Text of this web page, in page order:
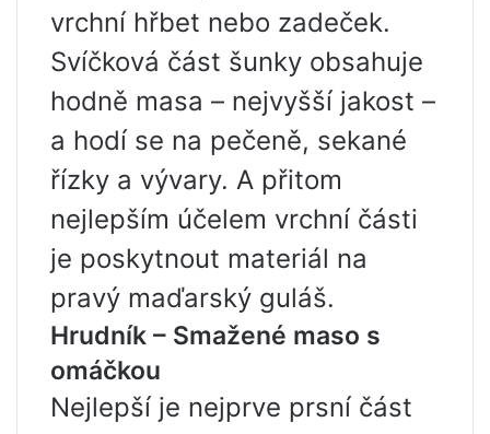
vrchní hřbet nebo zadeček.
Svíčková část šunky obsahuje
hodně masa – nejvyšší jakost –
a hodí se na pečeně, sekané
řízky a vývary. A přitom
nejlepším účelem vrchní části
je poskytnout materiál na
pravý maďarský guláš.
Hrudník – Smažené maso s
omáčkou
Nejlepší je nejprve prsní část